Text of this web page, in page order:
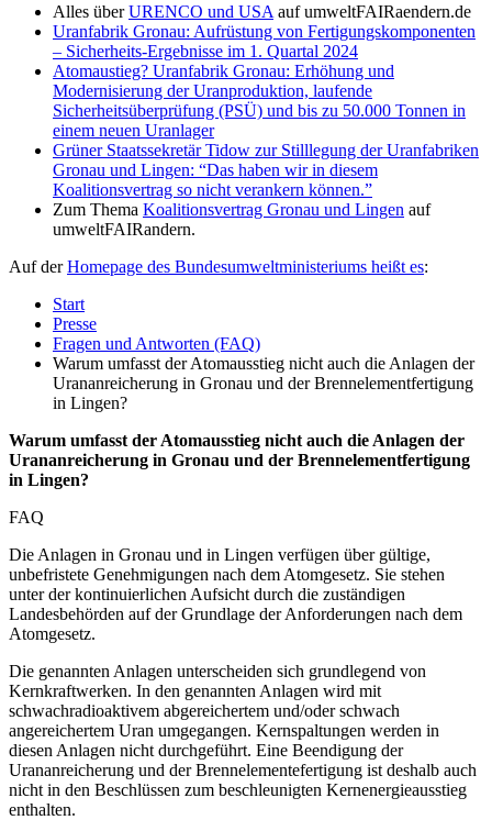
Alles überURENCO und USA auf umweltFAIRaendern.de
Uranfabrik Gronau: Aufrüstung von Fertigungskomponenten
– Sicherheits-Ergebnisse im 1. Quartal 2024
Atomaustieg? Uranfabrik Gronau: Erhöhung und
Modernisierung der Uranproduktion, laufende
Sicherheitsüberprüfung (PSÜ) und bis zu 50.000 Tonnen in
einem neuen Uranlager
Grüner Staatssekretär Tidow zur Stilllegung der Uranfabriken
Gronau und Lingen: “Das haben wir in diesem
Koalitionsvertrag so nicht verankern können.”
Zum Thema Koalitionsvertrag Gronau und Lingen auf
umweltFAIRandern.
Auf derHomepage des Bundesumweltministeriums heißt es:
Start
Presse
Fragen und Antworten (FAQ)
Warum umfasst der Atomausstieg nicht auch die Anlagen der
Urananreicherung in Gronau und der Brennelementfertigung
in Lingen?
Warum umfasst der Atomausstieg nicht auch die Anlagen der
Urananreicherung in Gronau und der Brennelementfertigung
in Lingen?
FAQ
Die Anlagen in Gronau und in Lingen verfügen über gültige,
unbefristete Genehmigungen nach dem Atomgesetz. Sie stehen
unter der kontinuierlichen Aufsicht durch die zuständigen
Landesbehörden auf der Grundlage der Anforderungen nach dem
Atomgesetz.
Die genannten Anlagen unterscheiden sich grundlegend von
Kernkraftwerken. In den genannten Anlagen wird mit
schwachradioaktivem abgereichertem und/oder schwach
angereichertem Uran umgegangen. Kernspaltungen werden in
diesen Anlagen nicht durchgeführt. Eine Beendigung der
Urananreicherung und der Brennelementefertigung ist deshalb auch
nicht in den Beschlüssen zum beschleunigten Kernenergieausstieg
enthalten.